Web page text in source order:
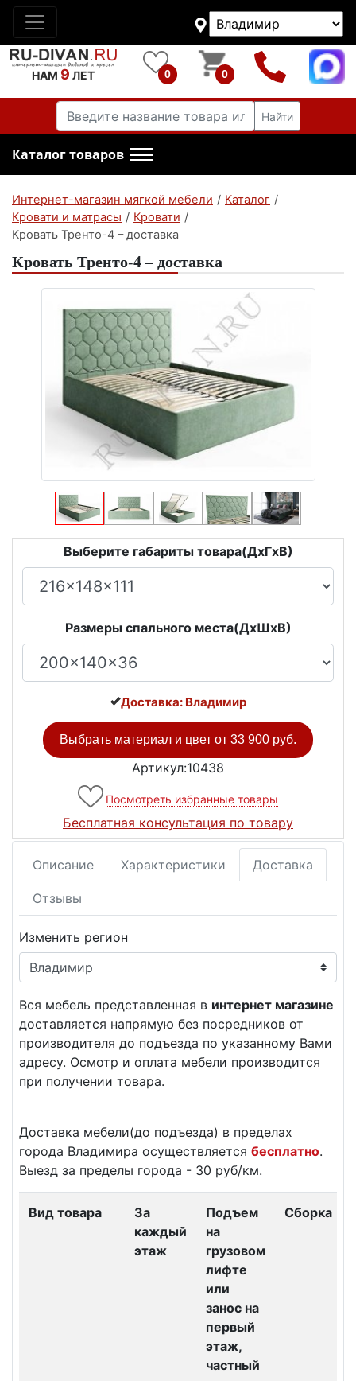
НАМ 9 ЛЕТ 0 0
Найти
Каталог товаров
Интернет-магазин мягкой мебели / Каталог /
Кровати и матрасы / Кровати /
Кровать Тренто-4 – доставка
Кровать Тренто-4 – доставка
Выберите габариты товара(ДxГxВ)
Размеры спального места(ДxШxВ)
Доставка: Владимир
Выбрать материал и цвет от 33 900 руб.
Артикул:10438
Посмотреть избранные товары
Бесплатная консультация по товару
Описание Характеристики Доставка
Отзывы
Изменить регион
Вся мебель представленная в интернет магазине
доставляется напрямую без посредников от
производителя до подъезда по указанному Вами
адресу. Осмотр и оплата мебели производится
при получении товара.
Доставка мебели(до подъезда) в пределах
города Владимира осуществляется бесплатно.
Выезд за пределы города - 30 руб/км.
Вид товара
За
каждый
этаж
Подъем
на
грузовом
лифте
или
занос на
первый
этаж,
частный
Сборка